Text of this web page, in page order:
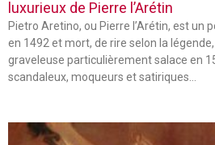
luxurieux de Pierre l’Arétin
Pietro Aretino, ou Pierre l’Arétin, est un
en 1492 et mort, de rire selon la
graveleuse particulièrement salace en
scandaleux, moqueurs et satiriques…